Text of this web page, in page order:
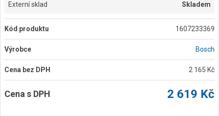
Externí sklad Skladem
Kód produktu 1607233369
Výrobce Bosch
Cena bez DPH 2 165 Kč
Cena s DPH 2 619 Kč